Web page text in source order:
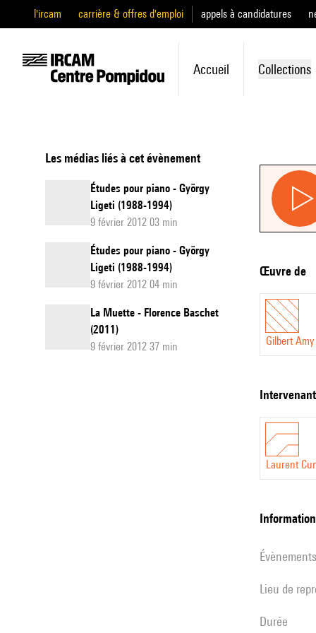
l'ircam carrière & offres d'emploi appels à candidatures
Accueil Collections
Les médias liés à cet évènement
Études pour piano - György
Ligeti (1988-1994)
9 février 2012 03 min
Études pour piano - György
Ligeti (1988-1994)
9 février 2012 04 min
La Muette - Florence Baschet
(2011)
9 février 2012 37 min
Œuvre de
Gilbert Amy
Laurent
évènements
Lieu de
durée